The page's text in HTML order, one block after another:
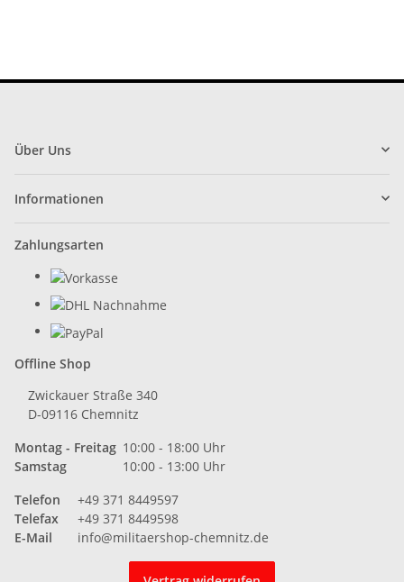
Über Uns
Informationen
Zahlungsarten
Offline Shop
Zwickauer Straße 340
D-09116 Chemnitz
Montag - Freitag 10:00 - 18:00 Uhr
Samstag
10:00 - 13:00 Uhr
Telefon
+49 371 8449597
Telefax
+49 371 8449598
E-Mail
info@militaershop-chemnitz.de